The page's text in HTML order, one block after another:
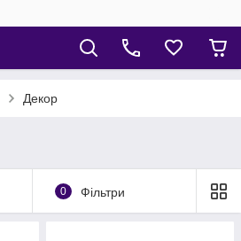
Декор
0 Фільтри